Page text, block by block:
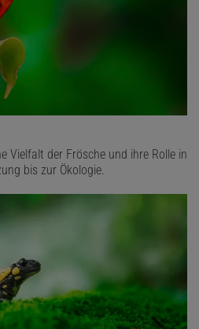
Vielfalt der Frösche und ihre Rolle in
bis zur Ökologie.